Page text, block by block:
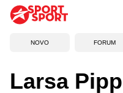
NOVO FORUM
Larsa